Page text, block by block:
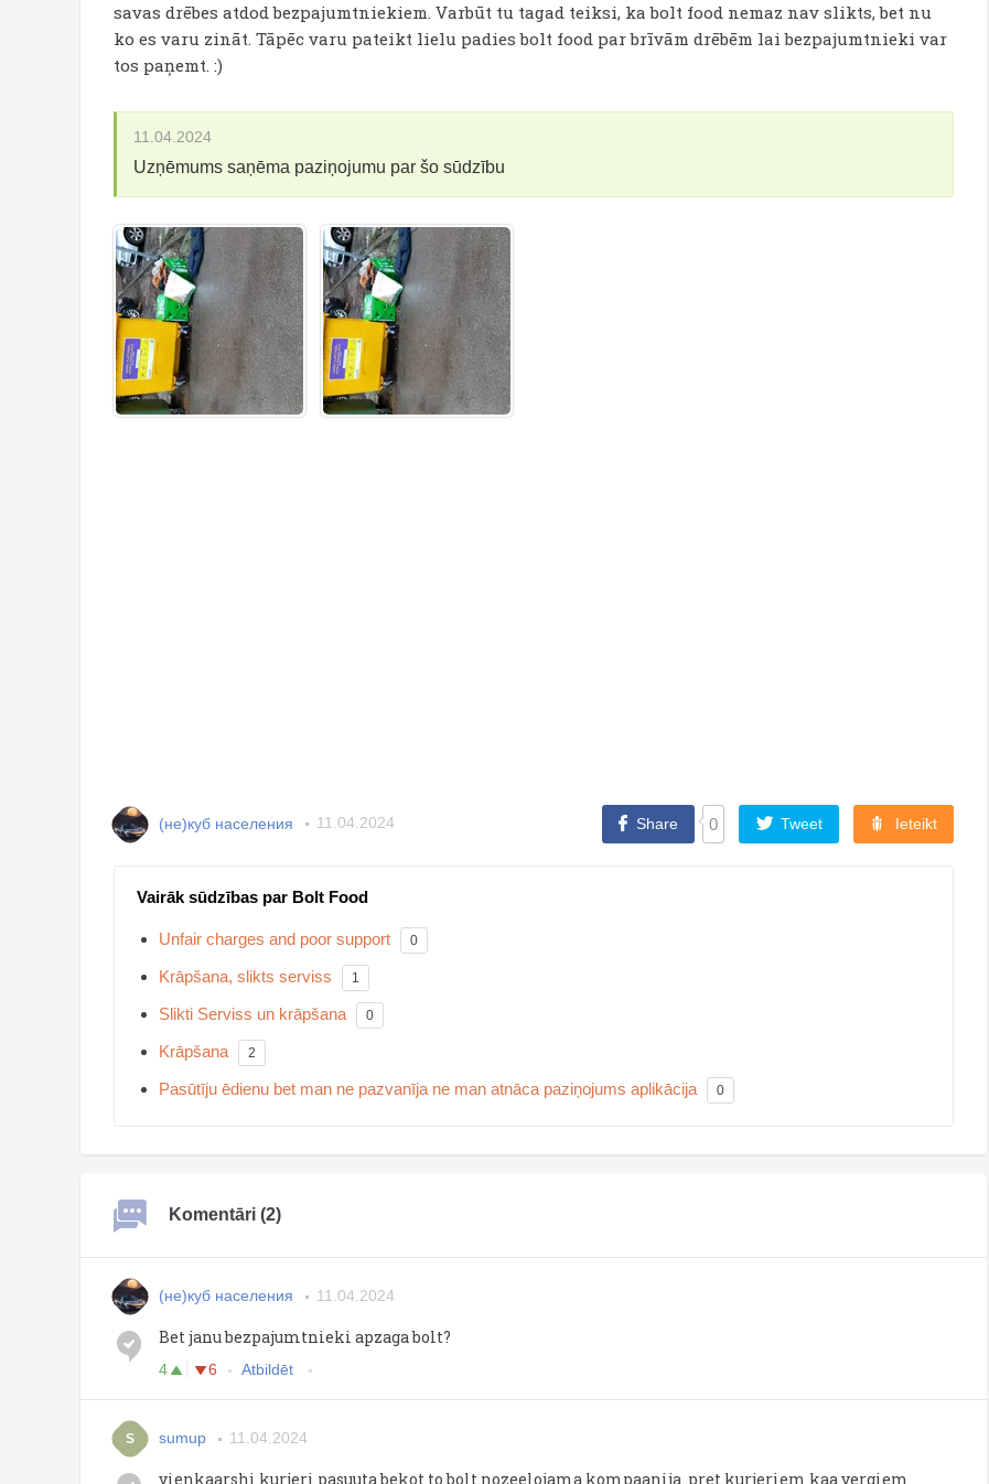
savas drēbes atdod bezpajumtniekiem. Varbūt tu tagad teiksi, ka bolt food nemaz nav slikts, bet nu
ko es varu zināt. Tāpēc varu pateikt lielu padies bolt food par brīvām drēbēm lai bezpajumtnieki var
tos paņemt. :)
11.04.2024
Uzņēmums saņēma paziņojumu par šo sūdzību
(не)куб населения 11.04.2024 Share 0 Tweet Ieteikt
Vairāk sūdzības par Bolt Food
Unfair charges and poor support 0
Krāpšana, slikts serviss 1
Slikti Serviss un krāpšana 0
Krāpšana 2
Pasūtīju ēdienu bet man ne pazvanīja ne man atnāca paziņojums aplikācija 0
Komentāri (2)
(не)куб населения 11.04.2024
Bet janu bezpajumtnieki apzaga bolt?
4 6 Atbildēt
S sumup 11.04.2024
vienkaarshi kurjeri pasuuta bekot to bolt.nozeelojama kompaanija..pret kurjeriem kaa vergiem